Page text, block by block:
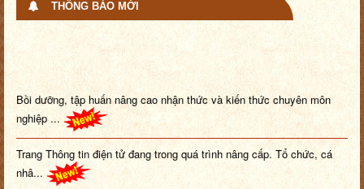
THÔNG BÁO MỚI
Bồi dưỡng, tập huấn nâng cao nhận thức và kiến thức chuyên môn
nghiệp ...
Trang Thông tin điện tử đang trong quá trình nâng cấp. Tổ chức, cá
nhâ...